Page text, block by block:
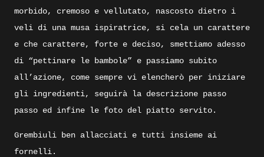
morbido, cremoso e vellutato, nascosto dietro i
veli di una musa ispiratrice, si cela un carattere
e che carattere, forte e deciso, smettiamo adesso
di “pettinare le bambole” e passiamo subito
all’azione, come sempre vi elencherò per iniziare
gli ingredienti, seguirà la descrizione passo
passo ed infine le foto del piatto servito.
Grembiuli ben allacciati e tutti insieme ai
fornelli.